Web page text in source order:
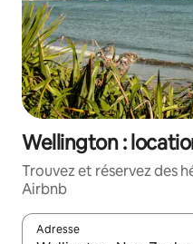
Wellington :
Trouvez et réservez des
Airbnb
Adresse